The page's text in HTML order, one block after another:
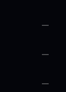
—
—
—